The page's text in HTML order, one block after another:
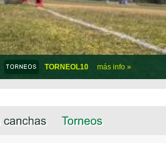
TORNEOL10 más info »